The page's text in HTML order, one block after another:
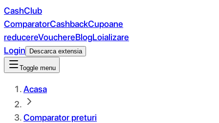
CashClub
ComparatorCashbackCupoane
reducereVouchereBlogLoializare
Login
Descarca extensia
Toggle menu
Acasa
Comparator preturi